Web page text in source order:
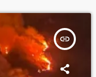
insert_link